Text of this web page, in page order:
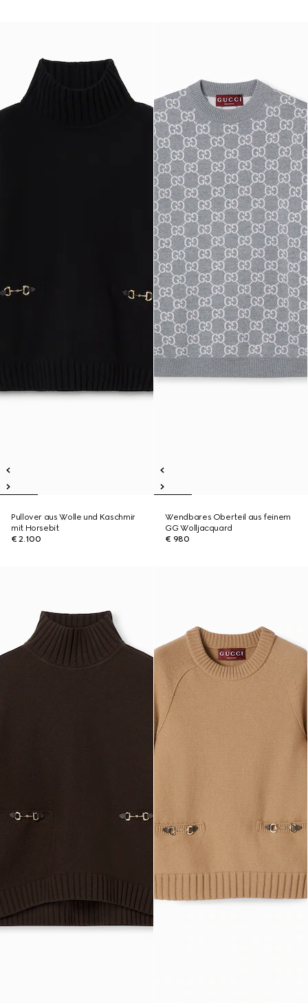
Pullover aus Wolle und Kaschmir
mit Horsebit
€ 2.100
Wendbares Oberteil aus feinem
GG Wolljacquard
€ 980